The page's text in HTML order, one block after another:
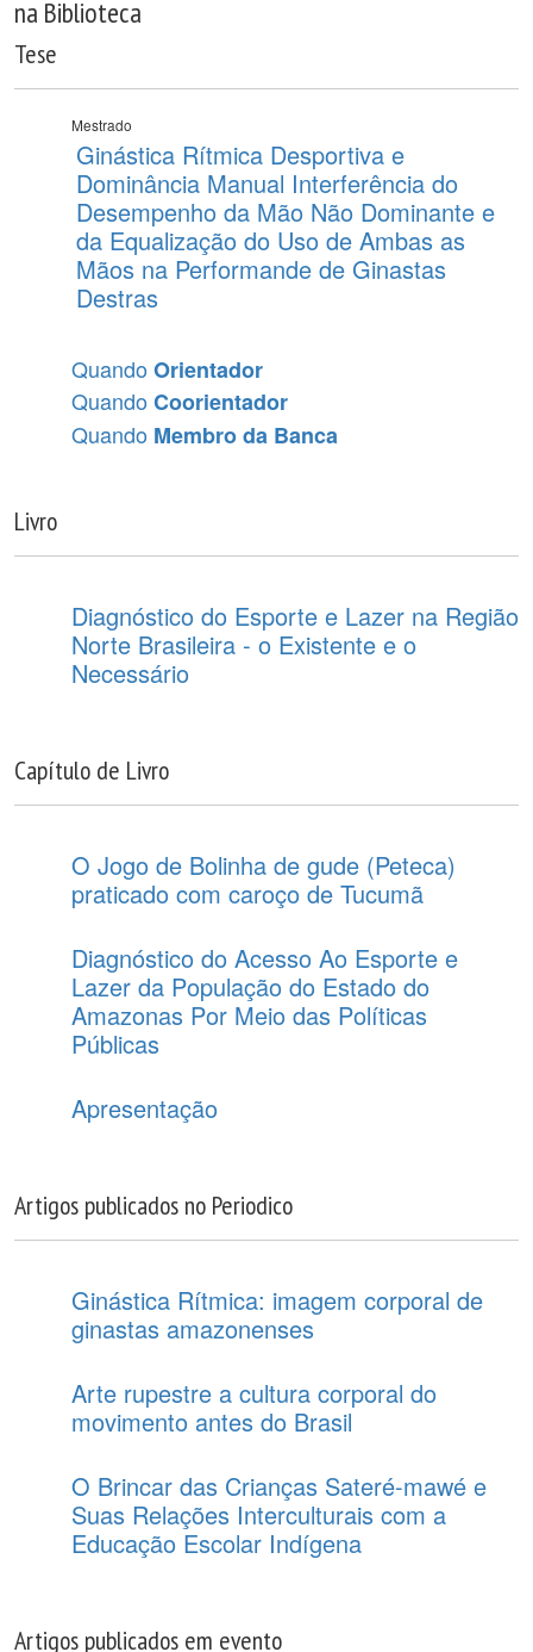
na Biblioteca
Tese
Mestrado
Ginástica Rítmica Desportiva e
Dominância Manual Interferência do
Desempenho da Mão Não Dominante e
da Equalização do Uso de Ambas as
Mãos na Performande de Ginastas
Destras
Quando Orientador
Quando Coorientador
Quando Membro da Banca
Livro
Diagnóstico do Esporte e Lazer na Região
Norte Brasileira - o Existente e o
Necessário
Capítulo de Livro
O Jogo de Bolinha de gude (Peteca)
praticado com caroço de Tucumã
Diagnóstico do Acesso Ao Esporte e
Lazer da População do Estado do
Amazonas Por Meio das Políticas
Públicas
Apresentação
Artigos publicados no Periodico
Ginástica Rítmica: imagem corporal de
ginastas amazonenses
Arte rupestre a cultura corporal do
movimento antes do Brasil
O Brincar das Crianças Sateré-mawé e
Suas Relações Interculturais com a
Educação Escolar Indígena
Artigos publicados em evento